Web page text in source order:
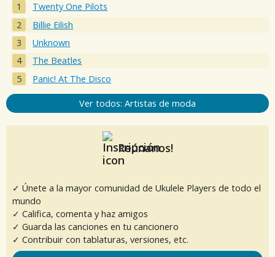
Twenty One Pilots
Billie Eilish
Unknown
The Beatles
Panic! At The Disco
Ver todos: Artistas de moda
Reúnanos!
✓ Únete a la mayor comunidad de Ukulele Players de todo el
mundo
✓ Califica, comenta y haz amigos
✓ Guarda las canciones en tu cancionero
✓ Contribuir con tablaturas, versiones, etc.